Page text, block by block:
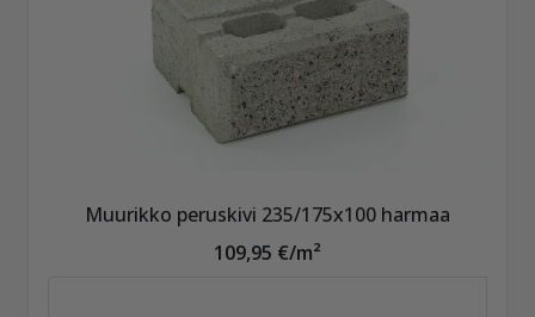
Muurikko peruskivi 235/175x100 harmaa
109,95 €/m²